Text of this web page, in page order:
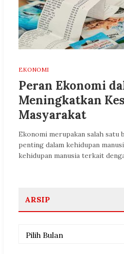
EKONOMI
Peran Ekonomi
Meningkatkan
Masyarakat
Ekonomi merupakan salah satu
penting dalam kehidupan
kehidupan manusia terkait
ARSIP
Arsip